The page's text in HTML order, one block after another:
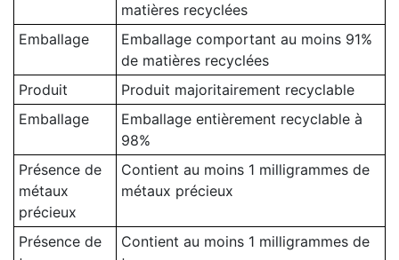
matières recyclées
Emballage
Emballage comportant au moins 91%
de matières recyclées
Produit
Produit majoritairement recyclable
Emballage
Emballage entièrement recyclable à
98%
Présence de
métaux
précieux
Contient au moins 1 milligrammes de
métaux précieux
Présence de
Contient au moins 1 milligrammes de